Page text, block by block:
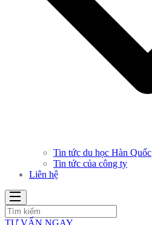
Tin tức du học Hàn Quốc
Tin tức của công ty
Liên hệ
TƯ VẤN NGAY